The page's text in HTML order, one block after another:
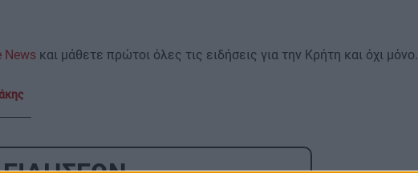
News και μάθετε πρώτοι όλες τις ειδήσεις για την Κρήτη και όχι μόνο.